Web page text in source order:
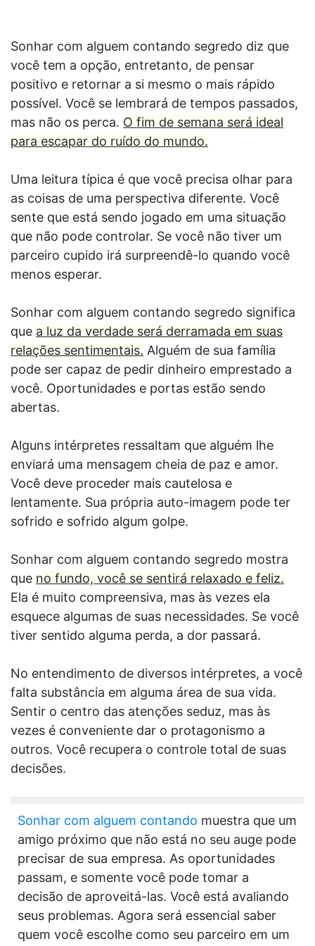
Sonhar com alguem contando segredo diz que
você tem a opção, entretanto, de pensar
positivo e retornar a si mesmo o mais rápido
possível. Você se lembrará de tempos passados,
mas não os perca. O fim de semana será ideal
para escapar do ruído do mundo.
Uma leitura típica é que você precisa olhar para
as coisas de uma perspectiva diferente. Você
sente que está sendo jogado em uma situação
que não pode controlar. Se você não tiver um
parceiro cupido irá surpreendê-lo quando você
menos esperar.
Sonhar com alguem contando segredo significa
que a luz da verdade será derramada em suas
relações sentimentais. Alguém de sua família
pode ser capaz de pedir dinheiro emprestado a
você. Oportunidades e portas estão sendo
abertas.
Alguns intérpretes ressaltam que alguém lhe
enviará uma mensagem cheia de paz e amor.
Você deve proceder mais cautelosa e
lentamente. Sua própria auto-imagem pode ter
sofrido e sofrido algum golpe.
Sonhar com alguem contando segredo mostra
que no fundo, você se sentirá relaxado e feliz.
Ela é muito compreensiva, mas às vezes ela
esquece algumas de suas necessidades. Se você
tiver sentido alguma perda, a dor passará.
No entendimento de diversos intérpretes, a você
falta substância em alguma área de sua vida.
Sentir o centro das atenções seduz, mas às
vezes é conveniente dar o protagonismo a
outros. Você recupera o controle total de suas
decisões.
Sonhar com alguem contando muestra que um
amigo próximo que não está no seu auge pode
precisar de sua empresa. As oportunidades
passam, e somente você pode tomar a
decisão de aproveitá-las. Você está avaliando
seus problemas. Agora será essencial saber
quem você escolhe como seu parceiro em um